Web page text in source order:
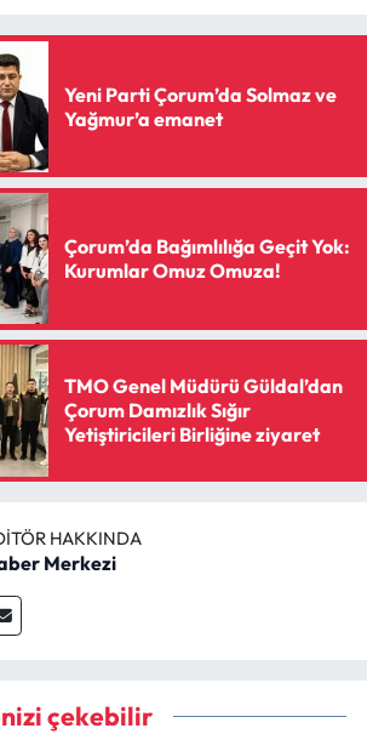
Yeni Parti Çorum’da Solmaz ve
Yağmur’a emanet
Çorum’da Bağımlılığa Geçit Yok:
Kurumlar Omuz Omuza!
TMO Genel Müdürü Güldal’dan
Çorum Damızlık Sığır
Yetiştiricileri Birliğine ziyaret
HAKKINDA
Merkezi
çekebilir